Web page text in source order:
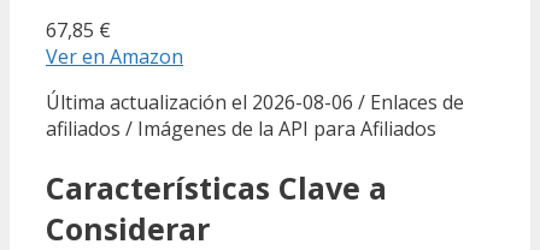
67,85 €
Ver en Amazon
Última actualización el 2026-08-06 / Enlaces de
afiliados / Imágenes de la API para Afiliados
Características Clave a
Considerar